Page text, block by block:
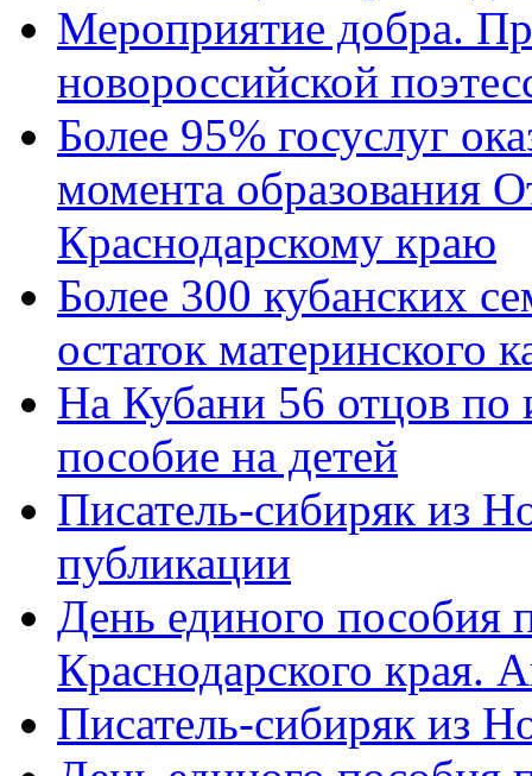
Мероприятие добра.
новороссийской
Более 95% госуслуг
момента образования
Краснодарскому краю
Более 300 кубанских
остаток материнского
На Кубани 56 отцов по
пособие на детей
Писатель-сибиряк из
публикации
День единого пособия
Краснодарского края.
Писатель-сибиряк из